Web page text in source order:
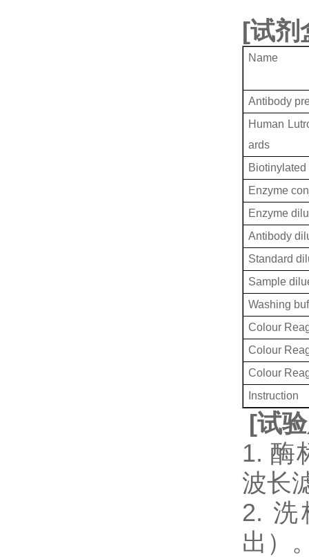
[试剂
Name
Antibody
Human
ards
Enzyme
Enzyme
Antibody
Standard
Sample
Washing
Colour
Colour
Colour
Instruction
[试
1. 酶
波长
2. 洗
出）